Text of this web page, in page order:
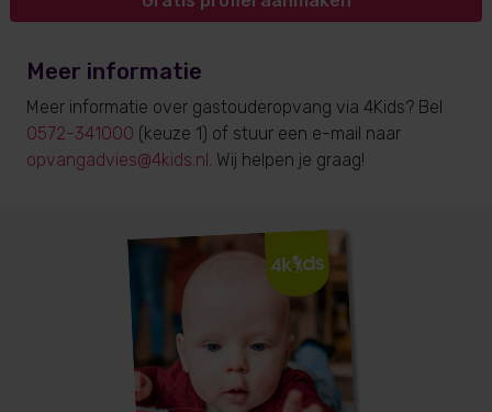
Meer informatie
Meer informatie over gastouderopvang via 4Kids? Bel
0572-341000 (keuze 1) of stuur een e-mail naar
opvangadvies@4kids.nl. Wij helpen je graag!